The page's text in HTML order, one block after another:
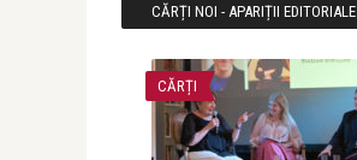
CĂRȚI NOI - APARIȚII EDITORIALE
CĂRȚI